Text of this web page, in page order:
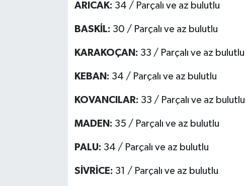
ARICAK: 34 / Parçalı ve az bulutlu
BASKİL: 30 / Parçalı ve az bulutlu
KARAKOÇAN: 33 / Parçalı ve az bulutlu
KEBAN: 34 / Parçalı ve az bulutlu
KOVANCILAR: 33 / Parçalı ve az bulutlu
MADEN: 35 / Parçalı ve az bulutlu
PALU: 34 / Parçalı ve az bulutlu
SİVRİCE: 31 / Parçalı ve az bulutlu